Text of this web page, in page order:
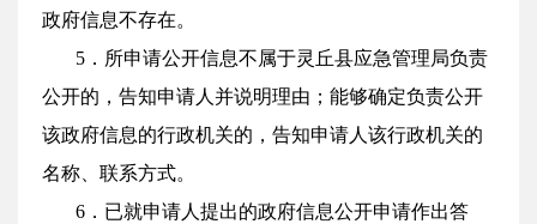
政府信息不存在。
5．所申请公开信息不属于灵丘县应急管理局负责
公开的，告知申请人并说明理由；能够确定负责公开
该政府信息的行政机关的，告知申请人该行政机关的
名称、联系方式。
6．已就申请人提出的政府信息公开申请作出答